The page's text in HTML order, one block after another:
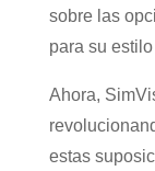
sobre las
para su
Ahora,
estas